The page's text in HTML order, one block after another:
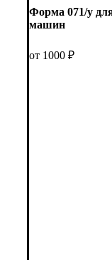
Форма 071/у
машин
от 1000 ₽